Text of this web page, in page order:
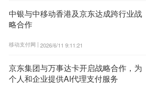
中银与中移动香港及京东达成跨行业战
略合作
移动支付网 | 2026/6/11 9:11:21
京东集团与万事达卡开启战略合作，为
个人和企业提供AI代理支付服务